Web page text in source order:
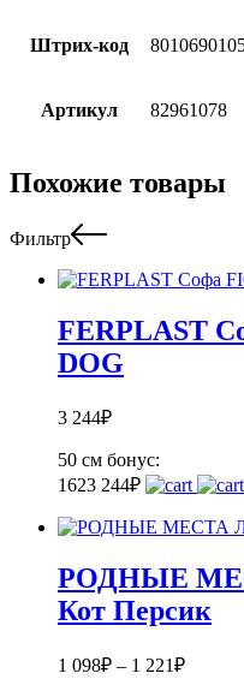
Штрих-код
Артикул 82961078
Похожие товары
Фильтр
FERPLAST
DOG
3 244₽
50 см бонус:
1623 244₽
РОДНЫЕ
Кот Персик
1 098₽ – 1 221₽